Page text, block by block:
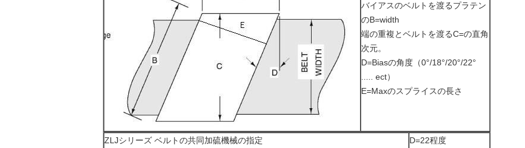
バイアスのベルトを渡るプラテン
のB=width
端の重複とベルトを渡るC=の直角
次元。
D=Biasの角度（0°/18°/20°/22°
..... ect）
E=Maxのスプライスの長さ
ZLJシリーズ ベルトの共同加硫機械の指定 D=22程度